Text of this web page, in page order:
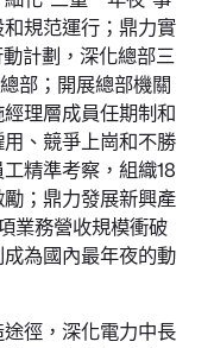
規范運行；鼎力實
動計劃，深化總部三
部；開展總部機關
理層成員任期制和
、競爭上崗和不勝
精準考察，組織18
；鼎力發展新興產
業務營收規模衝破
為國內最年夜的動
徑，深化電力中長